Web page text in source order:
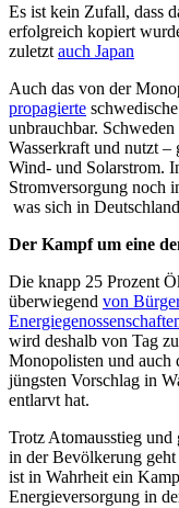
Es ist kein Zufall, dass
erfolgreich kopiert
zuletzt auch Japan
Auch das von der
propagierte
unbrauchbar.
Wasserkraft und nutzt –
Wind- und Solarstrom.
Stromversorgung noch
was sich in
Der Kampf um eine
Die knapp 25 Prozent
überwiegend von
wird deshalb von Tag
Monopolisten und auch
jüngsten Vorschlag in
entlarvt hat.
Trotz Atomausstieg
in der Bevölkerung
ist in Wahrheit ein
Energieversorgung in